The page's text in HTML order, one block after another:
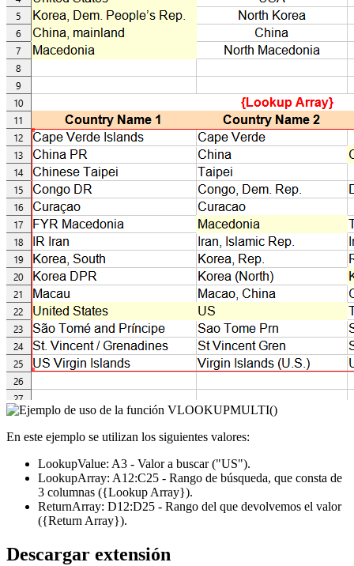
En este ejemplo se utilizan los siguientes valores:
LookupValue: A3 - Valor a buscar("US").
LookupArray: A12:C25 - Rango de búsqueda, que consta de
3 columnas ({Lookup Array}).
ReturnArray: D12:D25 - Rango del que devolvemos el valor
({Return Array}).
Descargar extensión